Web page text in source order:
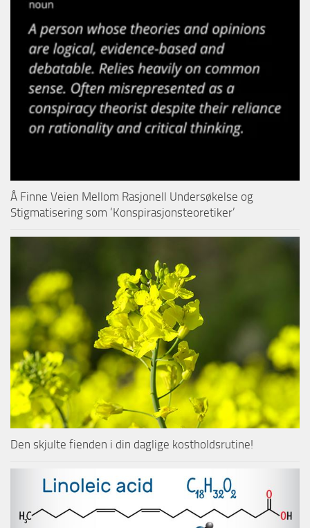
Å Finne Veien Mellom Rasjonell Undersøkelse og
Stigmatisering som ‘Konspirasjonsteoretiker’
Den skjulte fienden i din daglige kostholdsrutine!